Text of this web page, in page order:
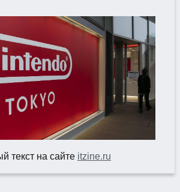
текст на сайте itzine.ru